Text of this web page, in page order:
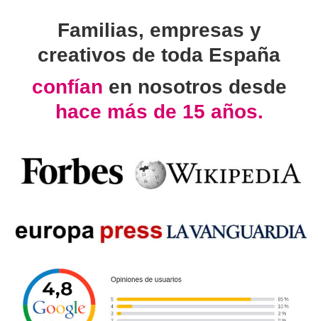
Familias, empresas y
creativos de toda España
confían en nosotros desde
hace más de 15 años.